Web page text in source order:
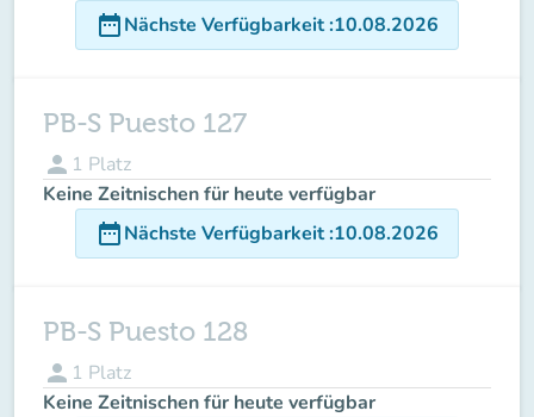
date_rangeNächste Verfügbarkeit:10.08.2026
PB-S Puesto 127
person 1 Platz
Keine Zeitnischen für heute verfügbar
date_rangeNächste Verfügbarkeit:10.08.2026
PB-S Puesto 128
person 1 Platz
Keine Zeitnischen für heute verfügbar